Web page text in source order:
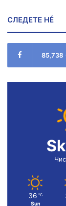
СЛЕДЕТЕ НÉ
85,738
36 ℃
Sun